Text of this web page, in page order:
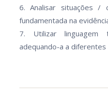
6. Analisar situações /
fundamentada na
7. Utilizar linguagem
adequando-a a